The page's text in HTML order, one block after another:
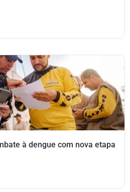
à dengue com nova etapa